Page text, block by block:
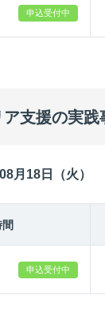
申込受付中
支援の実践
08月18日（火）
申込受付中